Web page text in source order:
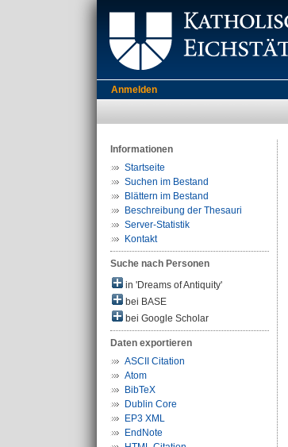
Anmelden
Informationen
Startseite
Suchen im Bestand
Blättern im Bestand
Beschreibung der Thesauri
Server-Statistik
Kontakt
Suche nach Personen
in 'Dreams of Antiquity'
bei BASE
bei Google Scholar
Daten exportieren
ASCII Citation
Atom
BibTeX
Dublin Core
EP3 XML
EndNote